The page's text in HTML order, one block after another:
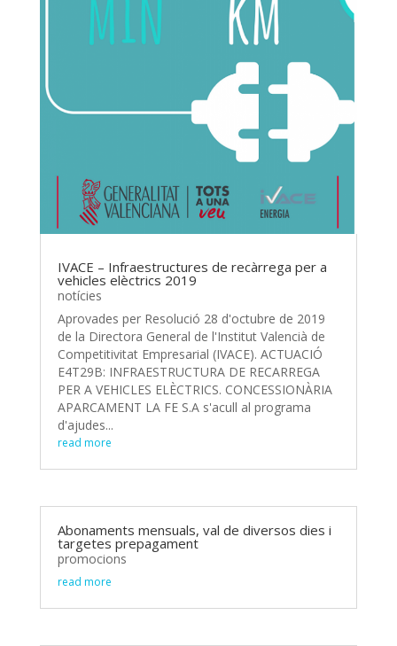
IVACE – Infraestructures de recàrrega per a
vehicles elèctrics 2019
notícies
Aprovades per Resolució 28 d'octubre de 2019
de la Directora General de l'Institut Valencià de
Competitivitat Empresarial (IVACE). ACTUACIÓ
E4T29B: INFRAESTRUCTURA DE RECARREGA
PER A VEHICLES ELÈCTRICS. CONCESSIONÀRIA
APARCAMENT LA FE S.A s'acull al programa
d'ajudes...
read more
Abonaments mensuals, val de diversos dies i
targetes prepagament
promocions
read more